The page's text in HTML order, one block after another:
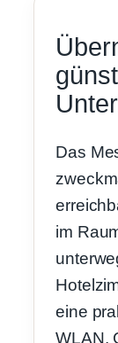
Das
im
eine
WLAN,